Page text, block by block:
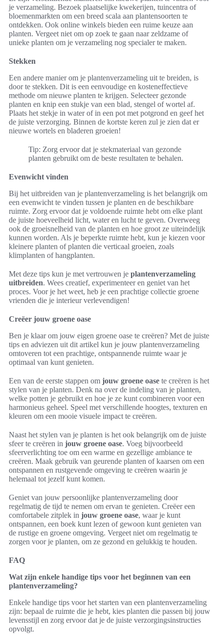
je verzameling. Bezoek plaatselijke kwekerijen, tuincentra of
bloemenmarkten om een breed scala aan plantensoorten te
ontdekken. Ook online winkels bieden een ruime keuze aan
planten. Vergeet niet om op zoek te gaan naar zeldzame of
unieke planten om je verzameling nog specialer te maken.
Stekken
Een andere manier om je plantenverzameling uit te breiden, is
door te stekken. Dit is een eenvoudige en kosteneffectieve
methode om nieuwe planten te krijgen. Selecteer gezonde
planten en knip een stukje van een blad, stengel of wortel af.
Plaats het stekje in water of in een pot met potgrond en geef het
de juiste verzorging. Binnen de kortste keren zul je zien dat er
nieuwe wortels en bladeren groeien!
Tip: Zorg ervoor dat je stekmateriaal van gezonde
planten gebruikt om de beste resultaten te behalen.
Evenwicht vinden
Bij het uitbreiden van je plantenverzameling is het belangrijk om
een evenwicht te vinden tussen je planten en de beschikbare
ruimte. Zorg ervoor dat je voldoende ruimte hebt om elke plant
de juiste hoeveelheid licht, water en lucht te geven. Overweeg
ook de groeisnelheid van de planten en hoe groot ze uiteindelijk
kunnen worden. Als je beperkte ruimte hebt, kun je kiezen voor
kleinere planten of planten die verticaal groeien, zoals
klimplanten of hangplanten.
Met deze tips kun je met vertrouwen je plantenverzameling
uitbreiden. Wees creatief, experimenteer en geniet van het
proces. Voor je het weet, heb je een prachtige collectie groene
vrienden die je interieur verlevendigen!
Creëer jouw groene oase
Ben je klaar om jouw eigen groene oase te creëren? Met de juiste
tips en adviezen uit dit artikel kun je jouw plantenverzameling
omtoveren tot een prachtige, ontspannende ruimte waar je
optimaal van kunt genieten.
Een van de eerste stappen om jouw groene oase te creëren is het
stylen van je planten. Denk na over de indeling van je planten,
welke potten je gebruikt en hoe je ze kunt combineren voor een
harmonieus geheel. Speel met verschillende hoogtes, texturen en
kleuren om een mooie visuele impact te creëren.
Naast het stylen van je planten is het ook belangrijk om de juiste
sfeer te creëren in jouw groene oase. Voeg bijvoorbeeld
sfeerverlichting toe om een warme en gezellige ambiance te
creëren. Maak gebruik van geurende planten of kaarsen om een
ontspannen en rustgevende omgeving te creëren waarin je
helemaal tot jezelf kunt komen.
Geniet van jouw persoonlijke plantenverzameling door
regelmatig de tijd te nemen om ervan te genieten. Creëer een
comfortabele zitplek in jouw groene oase, waar je kunt
ontspannen, een boek kunt lezen of gewoon kunt genieten van
de rustige en groene omgeving. Vergeet niet om regelmatig te
zorgen voor je planten, om ze gezond en gelukkig te houden.
FAQ
Wat zijn enkele handige tips voor het beginnen van een
plantenverzameling?
Enkele handige tips voor het starten van een plantenverzameling
zijn: bepaal de ruimte die je hebt, kies planten die passen bij jouw
levensstijl en zorg ervoor dat je de juiste verzorgingsinstructies
opvolgt.